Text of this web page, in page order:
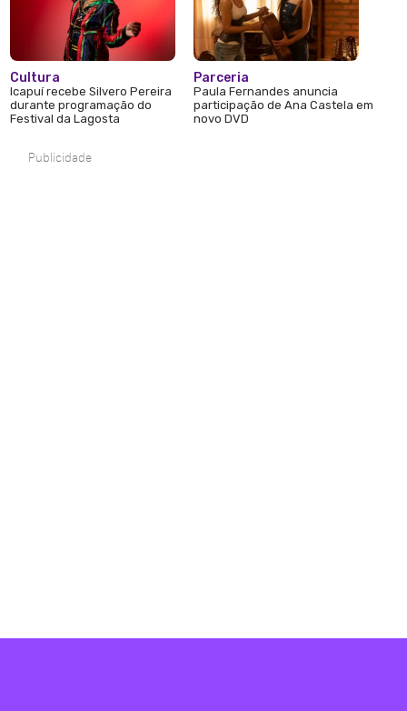
Cultura
Icapuí recebe Silvero Pereira
durante programação do
Festival da Lagosta
Parceria
Paula Fernandes anuncia
participação de Ana Castela em
novo DVD
Publicidade